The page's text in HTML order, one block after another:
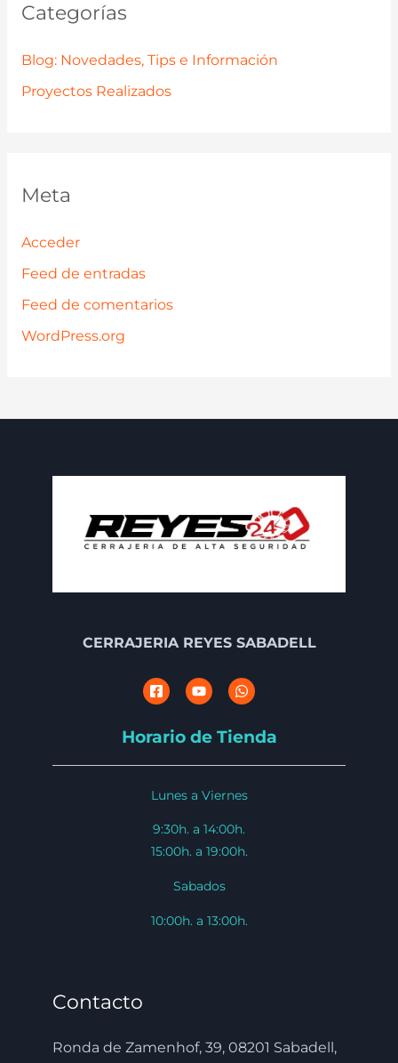
Categorías
Blog: Novedades, Tips e Información
Proyectos Realizados
Meta
Acceder
Feed de entradas
Feed de comentarios
WordPress.org
CERRAJERIA REYES SABADELL
Horario de Tienda
Lunes a Viernes
9:30h. a 14:00h.
15:00h. a 19:00h.
Sabados
10:00h. a 13:00h.
Contacto
Ronda de Zamenhof, 39, 08201 Sabadell,